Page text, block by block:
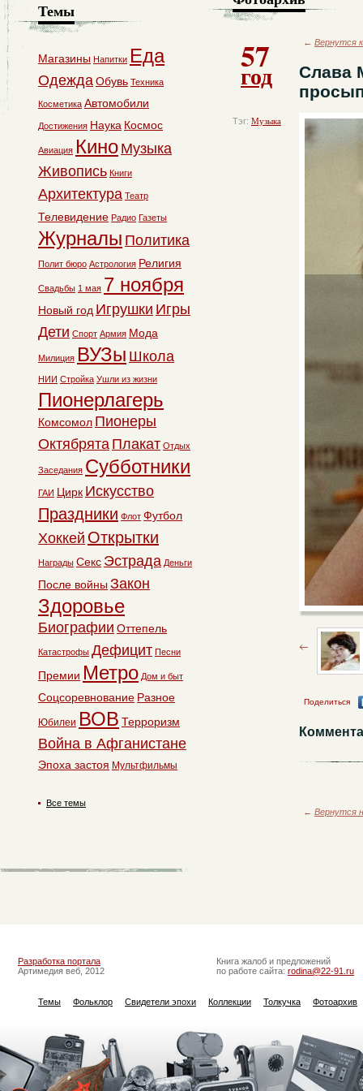
57
год
Тэг: Музыка
← Вернутся
Слава
Поделиться
← Вернутся
Темы
Магазины Напитки Еда
ОдеждаОбувь Техника
Косметика Автомобили
Достижения Наука Космос
Авиация Кино Музыка
Живопись Книги
Архитектура Театр
Телевидение Радио Газеты
Журналы Политика
Полит бюро Астрология Религия
Свадьбы 1 мая 7 ноября
Новый год Игрушки Игры
Дети Спорт Армия Мода
Милиция ВУЗы Школа
НИИ Стройка Ушли из жизни
Пионерлагерь
Комсомол Пионеры
Октябрята Плакат Отдых
Заседания Субботники
ГАИ Цирк Искусство
Праздники Флот Футбол
Хоккей Открытки
Награды Секс Эстрада Деньги
После войны Закон
Здоровье
Биографии Оттепель
Катастрофы Дефицит Песни
Премии Метро Дом и быт
Соцсоревнование Разное
Юбилеи ВОВ Терроризм
Война в Афганистане
Эпоха застоя Мультфильмы
Все темы
Разработка портала
Артимедия веб, 2012
Книга жалоб и предложений
по работе сайта: rodina@22-91.ru
Темы Фольклор Свидетели эпохи Коллекции Толкучка Фотоархив